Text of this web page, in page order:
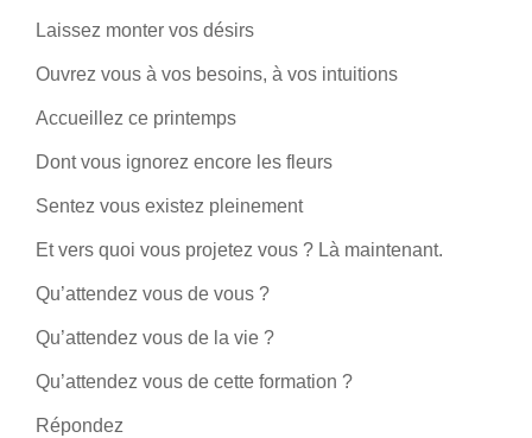
Laissez monter vos désirs
Ouvrez vous à vos besoins, à vos intuitions
Accueillez ce printemps
Dont vous ignorez encore les fleurs
Sentez vous existez pleinement
Et vers quoi vous projetez vous ? Là maintenant.
Qu’attendez vous de vous ?
Qu’attendez vous de la vie ?
Qu’attendez vous de cette formation ?
Répondez